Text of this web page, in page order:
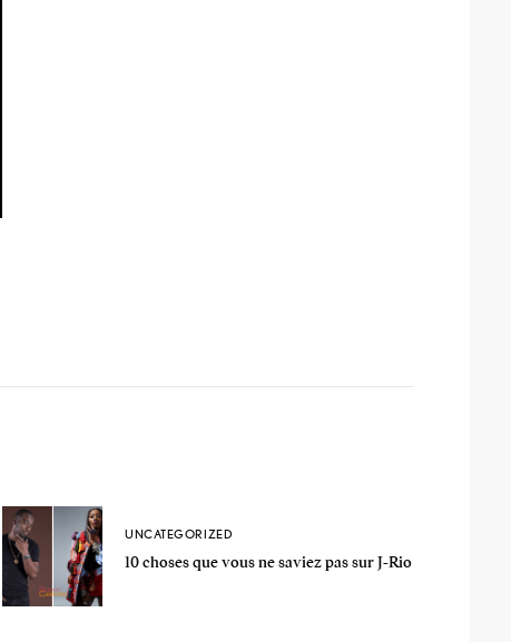
UNCATEGORIZED
10 choses que vous ne saviez pas sur J-Rio